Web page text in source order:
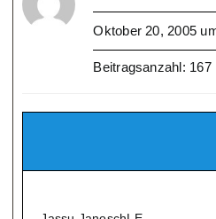
Oktober 20, 2005
Beitragsanzahl: 167